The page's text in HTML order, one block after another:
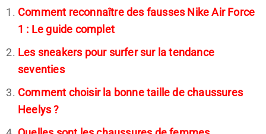
Comment reconnaître des fausses Nike Air Force
1 : Le guide complet
Les sneakers pour surfer sur la tendance
seventies
Comment choisir la bonne taille de chaussures
Heelys ?